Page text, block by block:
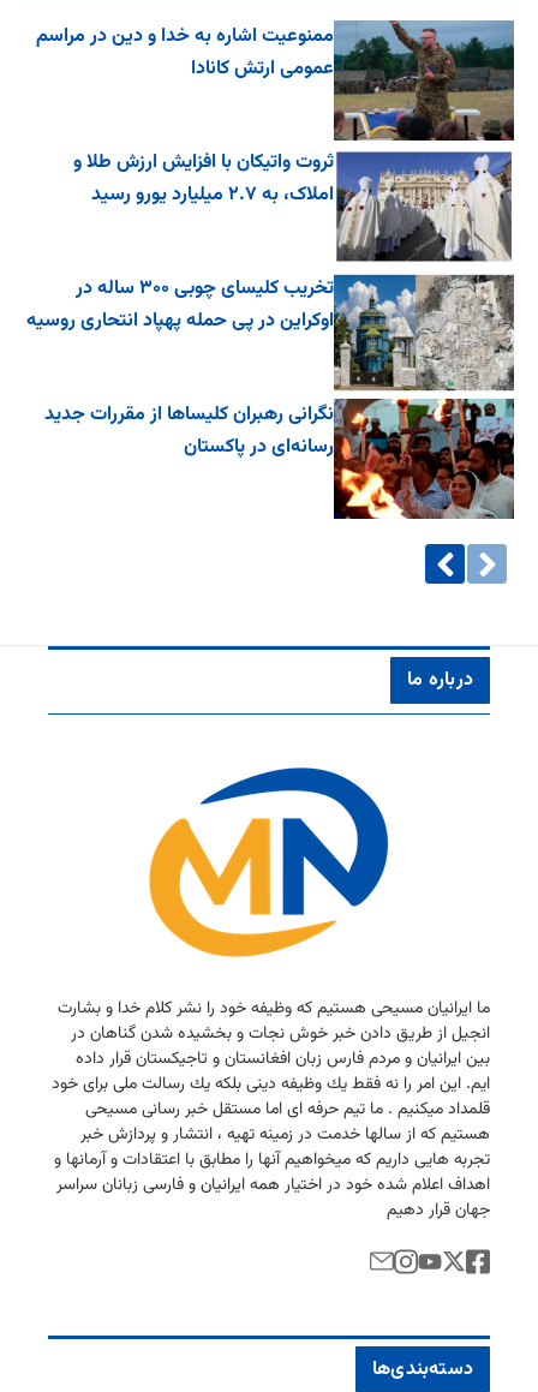
ممنوعیت اشاره به خدا و دین در مراسم
عمومی ارتش کانادا
ثروت واتیکان با افزایش ارزش طلا و
املاک، به ۲.۷ میلیارد یورو رسید
تخریب کلیسای چوبی ۳۰۰ ساله در
اوکراین در پی حمله پهپاد انتحاری روسیه
نگرانی رهبران کلیساها از مقررات جدید
رسانه‌ای در پاکستان
درباره ما
ما ایرانیان مسیحی هستیم كه وظیفه خود را نشر كلام خدا و بشارت
انجیل از طریق دادن خبر خوش نجات و بخشیده شدن گناهان در
بین ایرانیان و مردم فارس زبان افغانستان و تاجیكستان قرار داده
ایم. این امر را نه فقط یك وظیفه دینی بلكه یك رسالت ملی برای خود
قلمداد میكنیم . ما تیم حرفه ای اما مستقل خبر رسانی مسیحی
هستیم كه از سالها خدمت در زمینه تهیه ، انتشار و پردازش خبر
تجربه هایی داریم كه میخواهیم آنها را مطابق با اعتقادات و آرمانها و
اهداف اعلام شده خود در اختیار همه ایرانیان و فارسی زبانان سراسر
جهان قرار دهیم
دسته‌بندی‌ها